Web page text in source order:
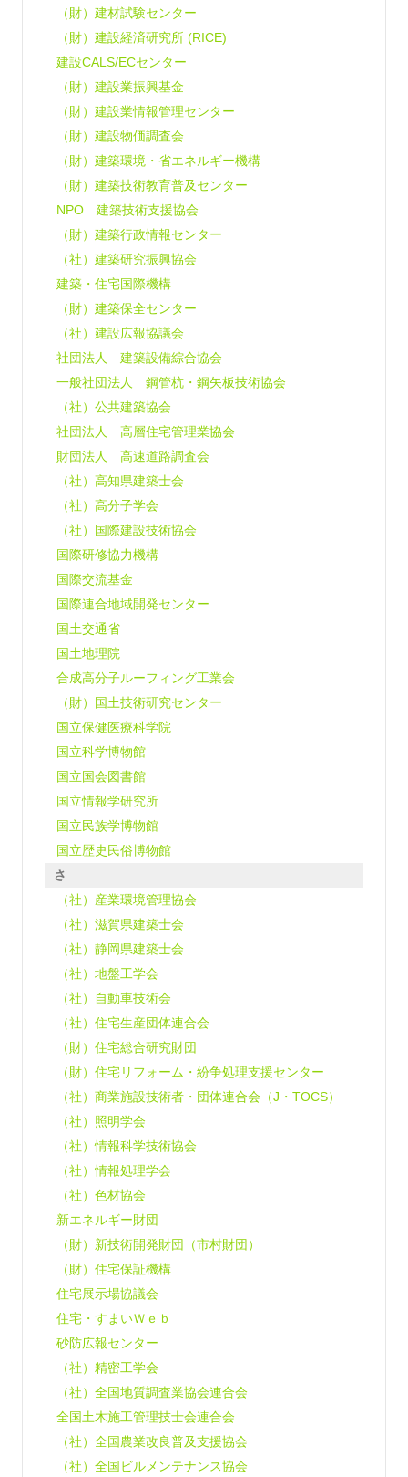
（財）建材試験センター
（財）建設経済研究所 (RICE)
建設CALS/ECセンター
（財）建設業振興基金
（財）建設業情報管理センター
（財）建設物価調査会
（財）建築環境・省エネルギー機構
（財）建築技術教育普及センター
NPO 建築技術支援協会
（財）建築行政情報センター
（社）建築研究振興協会
建築・住宅国際機構
（財）建築保全センター
（社）建設広報協議会
社団法人 建築設備綜合協会
一般社団法人 鋼管杭・鋼矢板技術協会
（社）公共建築協会
社団法人 高層住宅管理業協会
財団法人 高速道路調査会
（社）高知県建築士会
（社）高分子学会
（社）国際建設技術協会
国際研修協力機構
国際交流基金
国際連合地域開発センター
国土交通省
国土地理院
合成高分子ルーフィング工業会
（財）国土技術研究センター
国立保健医療科学院
国立科学博物館
国立国会図書館
国立情報学研究所
国立民族学博物館
国立歴史民俗博物館
さ
（社）産業環境管理協会
（社）滋賀県建築士会
（社）静岡県建築士会
（社）地盤工学会
（社）自動車技術会
（社）住宅生産団体連合会
（財）住宅総合研究財団
（財）住宅リフォーム・紛争処理支援センター
（社）商業施設技術者・団体連合会（J・TOCS）
（社）照明学会
（社）情報科学技術協会
（社）情報処理学会
（社）色材協会
新エネルギー財団
（財）新技術開発財団（市村財団）
（財）住宅保証機構
住宅展示場協議会
住宅・すまいＷｅｂ
砂防広報センター
（社）精密工学会
（社）全国地質調査業協会連合会
全国土木施工管理技士会連合会
（社）全国農業改良普及支援協会
（社）全国ビルメンテナンス協会